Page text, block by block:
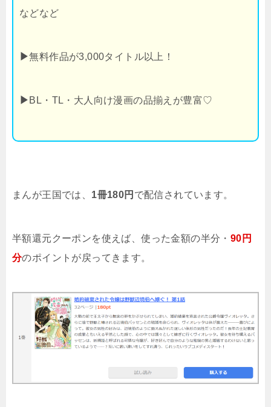
などなど
▶無料作品が3,000タイトル以上！
▶ BL・TL・大人向け漫画の品揃えが豊富♡
まんが王国では、 1冊180円 で配信されています。
半額還元クーポンを使えば、使った金額の半分・ 90円
分のポイントが戻ってきます。